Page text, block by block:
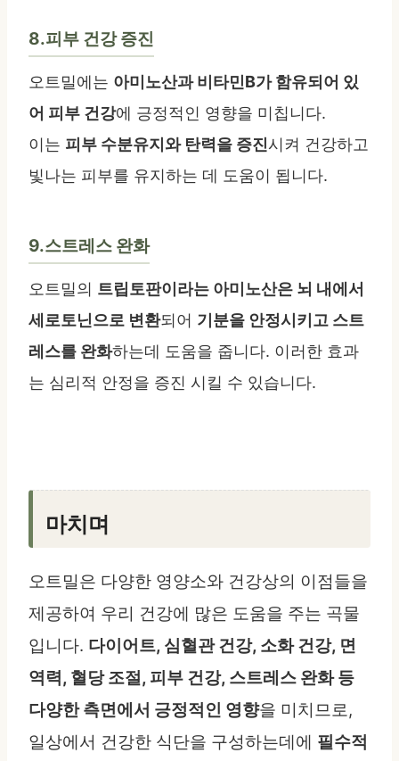
8.피부 건강 증진
오트밀에는 아미노산과 비타민B가 함유되어 있
어 피부 건강에 긍정적인 영향을 미칩니다.
이는 피부 수분유지와 탄력을 증진시켜 건강하고
빛나는 피부를 유지하는 데 도움이 됩니다.
9.스트레스 완화
오트밀의 트립토판이라는 아미노산은 뇌 내에서
세로토닌으로 변환되어 기분을 안정시키고 스트
레스를 완화하는데 도움을 줍니다. 이러한 효과
는 심리적 안정을 증진 시킬 수 있습니다.
마치며
오트밀은 다양한 영양소와 건강상의 이점들을
제공하여 우리 건강에 많은 도움을 주는 곡물
입니다. 다이어트, 심혈관 건강, 소화 건강, 면
역력, 혈당 조절, 피부 건강, 스트레스 완화 등
다양한 측면에서 긍정적인 영향을 미치므로,
일상에서 건강한 식단을 구성하는데에 필수적